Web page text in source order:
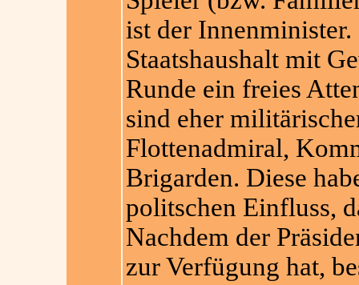
ist der
Staatshaushalt mit
Runde ein freies
sind eher
Flottenadmiral,
Brigarden. Diese
politschen Einfluss,
Nachdem der
zur Verfügung hat,